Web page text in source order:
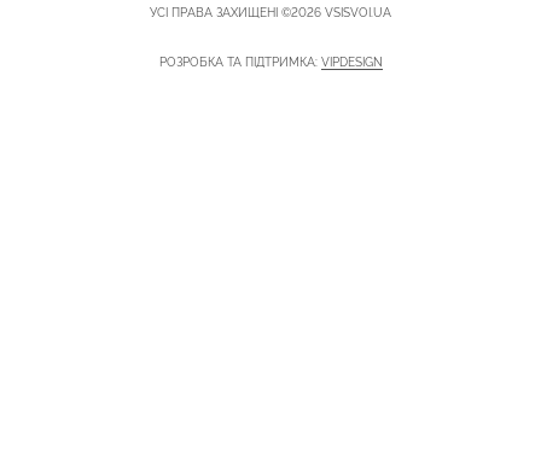
УСІ ПРАВА ЗАХИЩЕНІ ©2026 VSISVOI.UA
РОЗРОБКА ТА ПІДТРИМКА: VIPDESIGN